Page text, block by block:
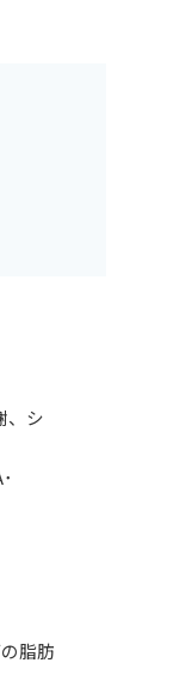
、シ
脂肪